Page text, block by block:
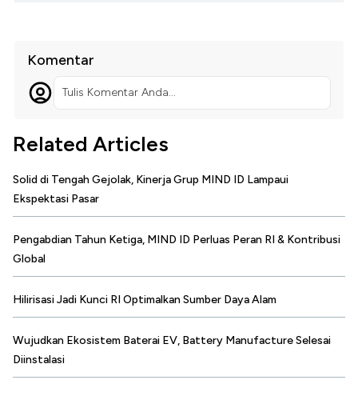
Komentar
Tulis Komentar Anda...
Related Articles
Solid di Tengah Gejolak, Kinerja Grup MIND ID Lampaui
Ekspektasi Pasar
Pengabdian Tahun Ketiga, MIND ID Perluas Peran RI & Kontribusi
Global
Hilirisasi Jadi Kunci RI Optimalkan Sumber Daya Alam
Wujudkan Ekosistem Baterai EV, Battery Manufacture Selesai
Diinstalasi